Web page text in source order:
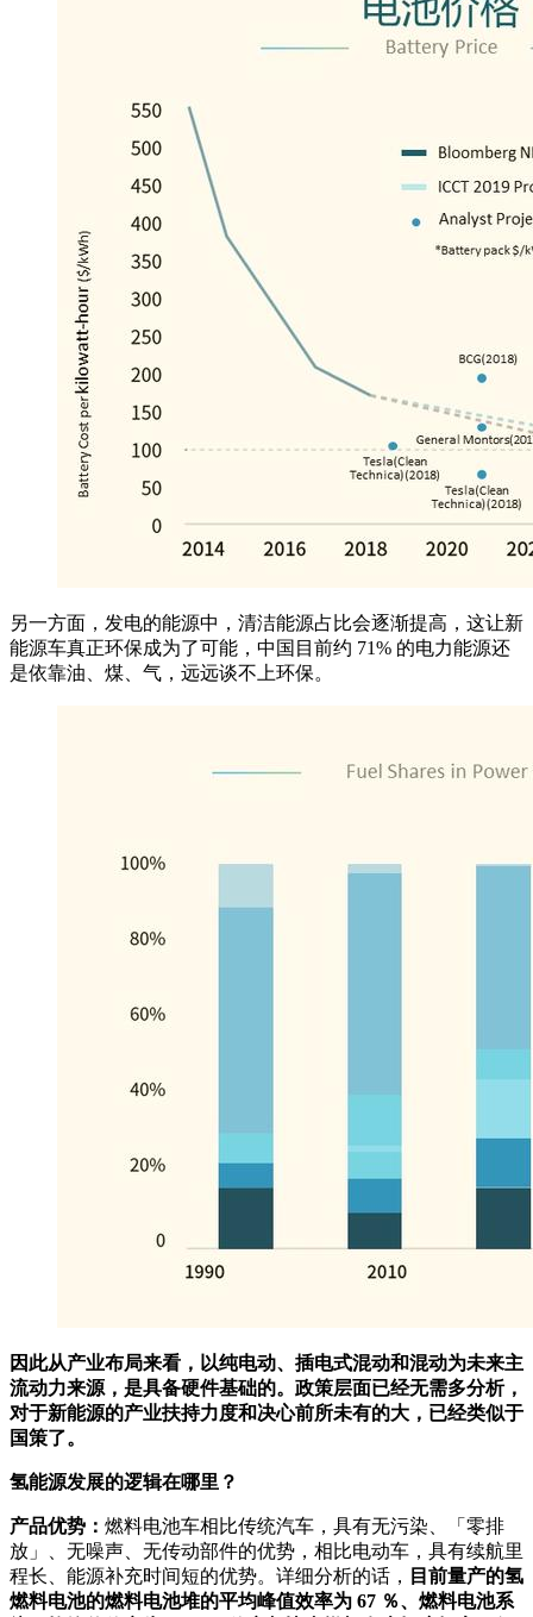
另一方面，发电的能源中，清洁能源占比会逐渐提高，这让新
能源车真正环保成为了可能，中国目前约 71% 的电力能源还
是依靠油、煤、气，远远谈不上环保。
因此从产业布局来看，以纯电动、插电式混动和混动为未来主
流动力来源，是具备硬件基础的。政策层面已经无需多分析，
对于新能源的产业扶持力度和决心前所未有的大，已经类似于
国策了。
氢能源发展的逻辑在哪里？
产品优势： 燃料电池车相比传统汽车，具有无污染、「零排
放」、无噪声、无传动部件的优势，相比电动车，具有续航里
程长、能源补充时间短的优势。详细分析的话，
目前量产的氢
燃料电池的燃料电池堆的平均峰值效率为 67 ％、燃料电池系